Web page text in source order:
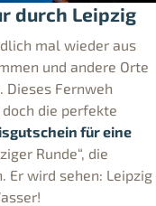
durch Leipzig
mal wieder aus
und andere Orte
Dieses Fernweh
die perfekte
für eine
Runde“, die
Er wird sehen: Leipzig